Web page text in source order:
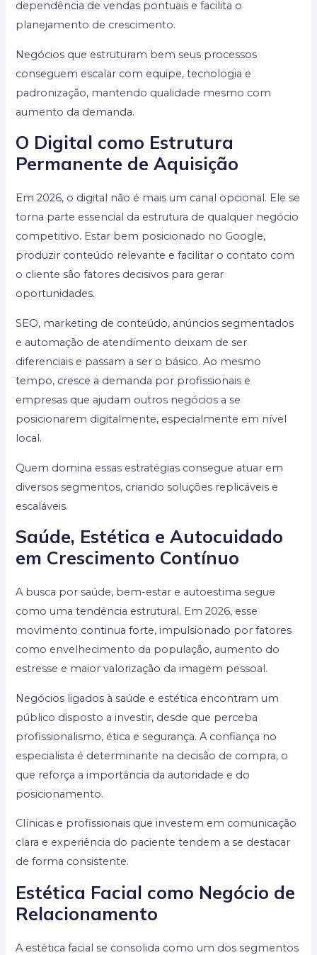
dependência de vendas pontuais e facilita o
planejamento de crescimento.
Negócios que estruturam bem seus processos
conseguem escalar com equipe, tecnologia e
padronização, mantendo qualidade mesmo com
aumento da demanda.
O Digital como Estrutura
Permanente de Aquisição
Em 2026, o digital não é mais um canal opcional. Ele se
torna parte essencial da estrutura de qualquer negócio
competitivo. Estar bem posicionado no Google,
produzir conteúdo relevante e facilitar o contato com
o cliente são fatores decisivos para gerar
oportunidades.
SEO, marketing de conteúdo, anúncios segmentados
e automação de atendimento deixam de ser
diferenciais e passam a ser o básico. Ao mesmo
tempo, cresce a demanda por profissionais e
empresas que ajudam outros negócios a se
posicionarem digitalmente, especialmente em nível
local.
Quem domina essas estratégias consegue atuar em
diversos segmentos, criando soluções replicáveis e
escaláveis.
Saúde, Estética e Autocuidado
em Crescimento Contínuo
A busca por saúde, bem-estar e autoestima segue
como uma tendência estrutural. Em 2026, esse
movimento continua forte, impulsionado por fatores
como envelhecimento da população, aumento do
estresse e maior valorização da imagem pessoal.
Negócios ligados à saúde e estética encontram um
público disposto a investir, desde que perceba
profissionalismo, ética e segurança. A confiança no
especialista é determinante na decisão de compra, o
que reforça a importância da autoridade e do
posicionamento.
Clínicas e profissionais que investem em comunicação
clara e experiência do paciente tendem a se destacar
de forma consistente.
Estética Facial como Negócio de
Relacionamento
A estética facial se consolida como um dos segmentos